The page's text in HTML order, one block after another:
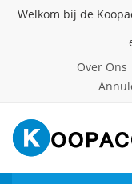
Welkom bij de
Over Ons